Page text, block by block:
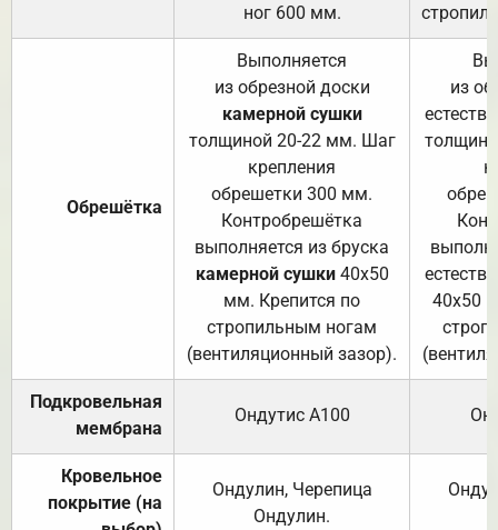
ног 600 мм.
Обрешётка
Выполняется
из обрезной доски
камерной сушки
толщиной 20-22 мм. Шаг
крепления
обрешетки 300 мм.
Контробрешётка
выполняется из бруска
камерной сушки40х50
мм. Крепится по
стропильным ногам
(вентиляционный зазор).
из
40х50
Подкровельная
мембрана
Ондутис А100
Кровельное
покрытие (на
Ондулин, Черепица
Ондулин.